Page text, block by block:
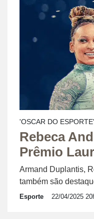
'OSCAR DO ESPORTE'
Rebeca
Prêmio
Armand Duplantis,
também são
Esporte 22/04/2025